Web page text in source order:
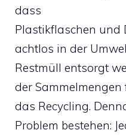
dass
Plastikflaschen und
achtlos in der
Restmüll entsorgt
der Sammelmengen
das Recycling.
Problem bestehen: